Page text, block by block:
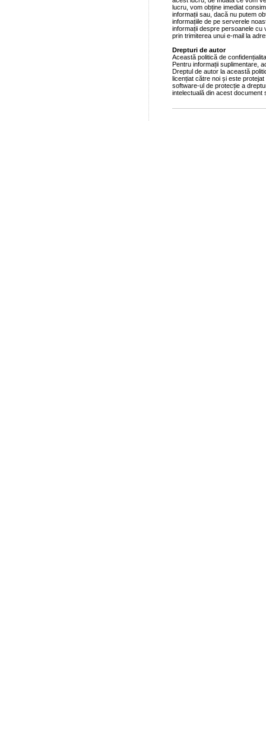
lucru, vom obține imediat
informații sau, dacă nu putem
informațiile de pe serverele
informații despre persoanele
prin trimiterea unui e-mail la
Drepturi de autor
Această politică de
Pentru informații suplimentare,
Dreptul de autor la această
licențiat către noi și este
software-ul de protecție a
intelectuală din acest document